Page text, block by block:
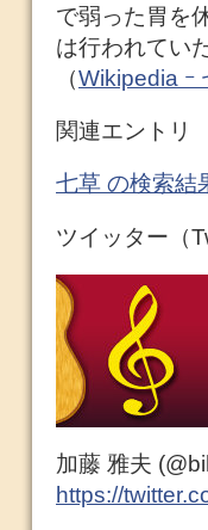
で弱った胃を
は行われてい
（Wikipedia ｰ
関連エントリ
七草 の検索結
ツイッター（
加藤 雅夫
https://